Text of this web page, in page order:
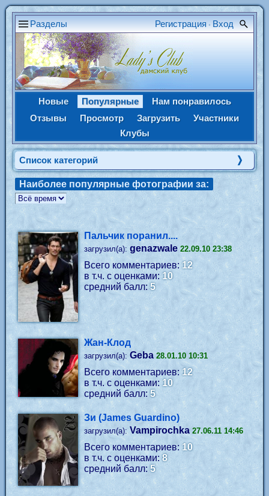
Разделы Регистрация • Вход
Новые Популярные
Нам понравилось
Отзывы
Просмотр Загрузить
Участники
Клубы
Список категорий
Наиболее популярные фотографии за:
Пальчик поранил....
загрузил(а): genazwale 22.09.10 23:38
Всего комментариев: 12
в т.ч. с оценками: 10
средний балл: 5
Жан-Клод
загрузил(а): Geba 28.01.10 10:31
Всего комментариев:12
в т.ч. с оценками: 10
средний балл: 5
Зи (James Guardino)
загрузил(а): Vampirochka 27.06.11 14:46
Всего комментариев: 10
в т.ч. с оценками:8
средний балл: 5